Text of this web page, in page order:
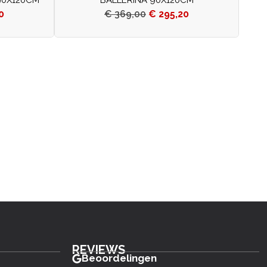
€369,00 € 295,20
REVIEWS
Beoordelingen